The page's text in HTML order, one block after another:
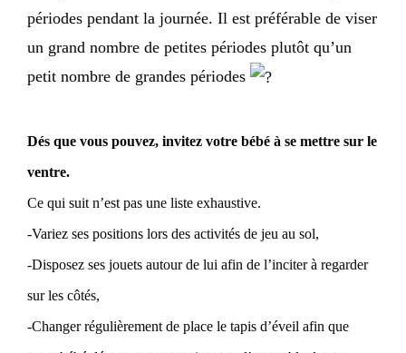
périodes pendant la journée. Il est préférable de viser
un grand nombre de petites périodes plutôt qu’un
petit nombre de grandes périodes
Dés que vous pouvez, invitez votre bébé à se mettre sur le
ventre.
Ce qui suit n’est pas une liste exhaustive.
-Variez ses positions lors des activités de jeu au sol,
-Disposez ses jouets autour de lui afin de l’inciter à regarder
sur les côtés,
-Changer régulièrement de place le tapis d’éveil afin que